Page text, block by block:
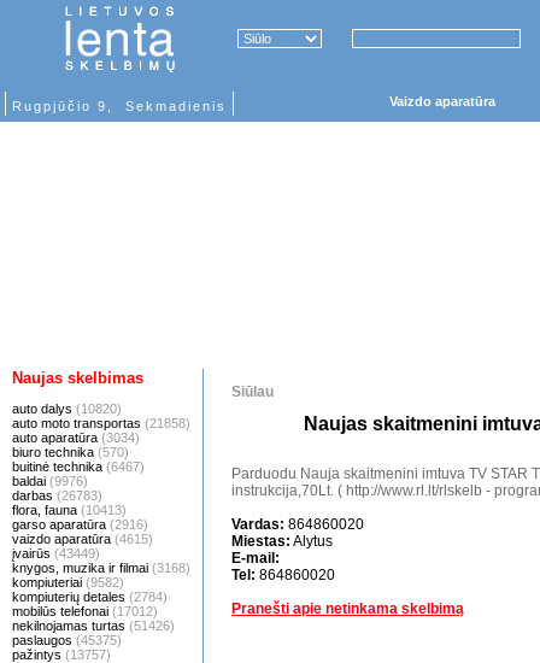
Rugpjūčio 9, Sekmadienis Vaizdo aparatūra
Naujas skelbimas
auto dalys (10820)
auto moto transportas (21858)
auto aparatūra (3034)
biuro technika (570)
buitinė technika (6467)
baldai (9976)
darbas (26783)
flora, fauna (10413)
garso aparatūra (2916)
vaizdo aparatūra (4615)
įvairūs (43449)
knygos, muzika ir filmai (3168)
kompiuteriai (9582)
kompiuterių detales (2784)
mobilūs telefonai (17012)
nekilnojamas turtas (51426)
paslaugos (45375)
pažintys (13757)
Siūlau
Naujas skaitmenini
Parduodu Nauja skaitmenini imtuva TV STAR
instrukcija,70Lt. ( http://www.rl.lt/rlskelb -
Vardas: 864860020
Miestas: Alytus
E-mail:
Tel: 864860020
Pranešti apie netinkama skelbimą